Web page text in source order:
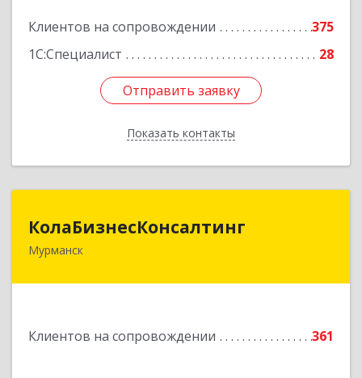
Клиентов на сопровождении
375
1С:Специалист
28
Отправить заявку
Показать контакты
Отправить заявку
Назад
КолаБизнесКонсалтинг
Мурманск
Клиентов на сопровождении 361